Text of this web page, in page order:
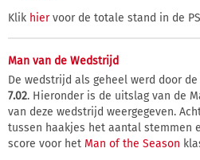
Klik hiervoor de totale stand in de
Man van de Wedstrijd
De wedstrijd als geheel werd door
7.02. Hieronder is de uitslag van de
van deze wedstrijd weergegeven.
tussen haakjes het aantal stemmen
score voor het Man of the Season